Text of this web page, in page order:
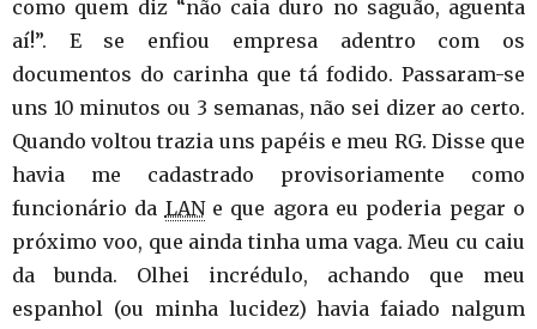
como quem diz “não caia duro no saguão, aguenta
aí!”. E se enfiou empresa adentro com os
documentos do carinha que tá fodido. Passaram-se
uns 10 minutos ou 3 semanas, não sei dizer ao certo.
Quando voltou trazia uns papéis e meu RG. Disse que
havia me cadastrado provisoriamente como
funcionário da LANe que agora eu poderia pegar o
próximo voo, que ainda tinha uma vaga. Meu cu caiu
da bunda. Olhei incrédulo, achando que meu
espanhol (ou minha lucidez) havia faiado nalgum